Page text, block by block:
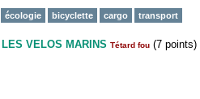
écologie bicyclette cargo transport
LES VELOS MARINS Tétard fou (7 points)